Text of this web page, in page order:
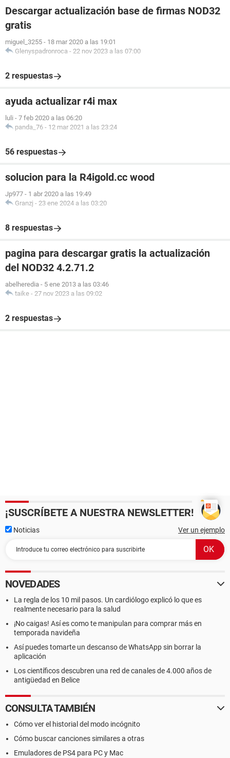
Descargar actualización base de firmas NOD32
gratis
miguel_3255 - 18 mar 2020 a las 19:01
Glenyspadronroca - 22 nov 2023 a las 07:00
2 respuestas
ayuda actualizar r4i max
luli - 7 feb 2020 a las 06:20
panda_76 - 12 mar 2021 a las 23:24
56 respuestas
solucion para la R4igold.cc wood
Jp977 - 1 abr 2020 a las 19:49
Granzj - 23 ene 2024 a las 03:20
8 respuestas
pagina para descargar gratis la actualización
del NOD32 4.2.71.2
abelheredia - 5 ene 2013 a las 03:46
taike - 27 nov 2023 a las 09:02
2 respuestas
¡SUSCRÍBETE A NUESTRA NEWSLETTER!
Noticias Ver un ejemplo
NOVEDADES
La regla de los 10 mil pasos. Un cardiólogo explicó lo que es
realmente necesario para la salud
¡No caigas! Así es como te manipulan para comprar más en
temporada navideña
Así puedes tomarte un descanso de WhatsApp sin borrar la
aplicación
Los científicos descubren una red de canales de 4.000 años de
antigüedad en Belice
CONSULTA TAMBIÉN
Cómo ver el historial del modo incógnito
Cómo buscar canciones similares a otras
Emuladores de PS4 para PC y Mac